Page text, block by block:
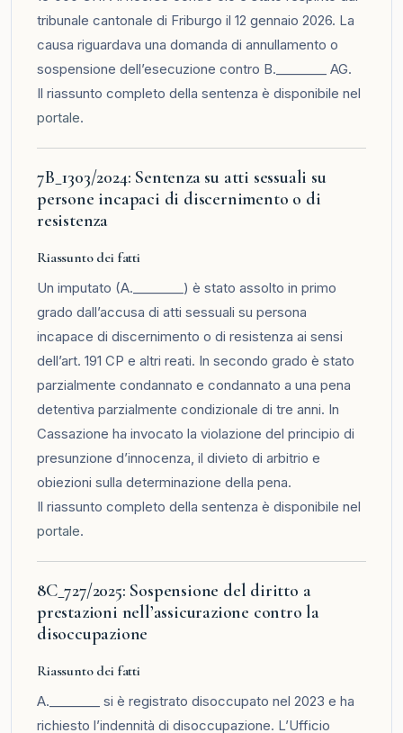
tribunale cantonale di Friburgo il 12 gennaio 2026. La
causa riguardava una domanda di annullamento o
sospensione dell’esecuzione contro B.________ AG.
Il riassunto completo della sentenza è disponibile nel
portale.
7B_1303/2024: Sentenza su atti sessuali su
persone incapaci di discernimento o di
resistenza
Riassunto dei fatti
Un imputato (A.________) è stato assolto in primo
grado dall’accusa di atti sessuali su persona
incapace di discernimento o di resistenza ai sensi
dell’art. 191 CP e altri reati. In secondo grado è stato
parzialmente condannato e condannato a una pena
detentiva parzialmente condizionale di tre anni. In
Cassazione ha invocato la violazione del principio di
presunzione d’innocenza, il divieto di arbitrio e
obiezioni sulla determinazione della pena.
Il riassunto completo della sentenza è disponibile nel
portale.
8C_727/2025: Sospensione del diritto a
prestazioni nell’assicurazione contro la
disoccupazione
Riassunto dei fatti
A.________ si è registrato disoccupato nel 2023 e ha
richiesto l’indennità di disoccupazione. L’Ufficio